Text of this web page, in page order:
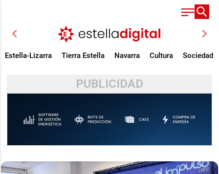
chevron_left chevron_right
Estella-Lizarra Tierra Estella Navarra Cultura Sociedad
PUBLICIDAD